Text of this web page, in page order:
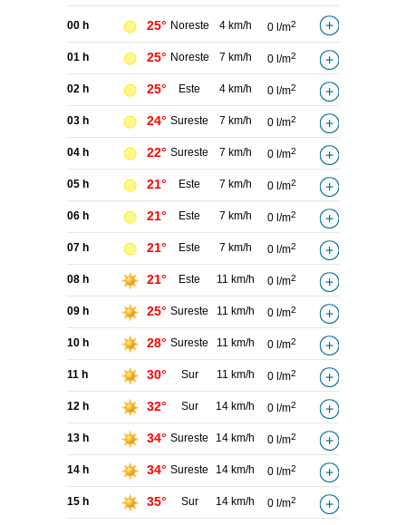
00 h 25° Noreste 4 km/h 0 l/m2
01 h 25° Noreste 7 km/h 0 l/m2
02 h 25° Este 4 km/h 0 l/m2
03 h 24° Sureste 7 km/h 0 l/m2
04 h 22° Sureste 7 km/h 0 l/m2
05 h 21° Este 7 km/h 0 l/m2
06 h 21° Este 7 km/h 0 l/m2
07 h 21° Este 7 km/h 0 l/m2
08 h 21° Este 11 km/h 0 l/m2
09 h 25° Sureste 11 km/h 0 l/m2
10 h 28° Sureste 11 km/h 0 l/m2
11 h 30° Sur 11 km/h 0 l/m2
12 h 32° Sur 14 km/h 0 l/m2
13 h 34° Sureste 14 km/h 0 l/m2
14 h 34° Sureste 14 km/h 0 l/m2
15 h 35° Sur 14 km/h 0 l/m2